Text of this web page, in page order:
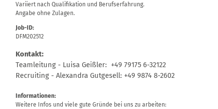
Variiert nach Qualifikation und Berufserfahrung.
Angabe ohne Zulagen.
Job-ID:
DFM202512
Kontakt:
Teamleitung - Luisa Geißler: +49 79175 6-32122
Recruiting - Alexandra Gutgesell: +49 9874 8-2602
Informationen:
Weitere Infos und viele gute Gründe bei uns zu arbeiten: